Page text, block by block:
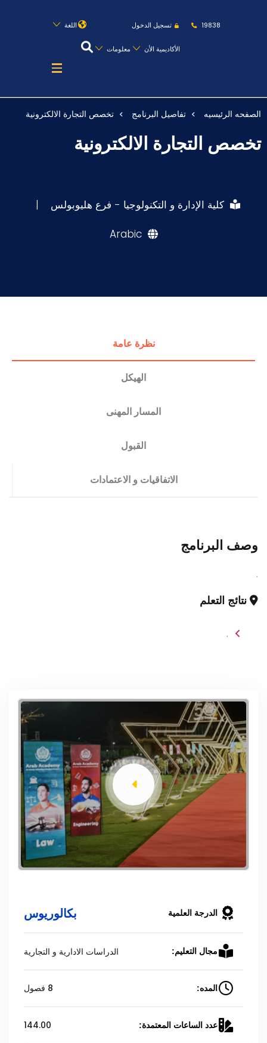
19838 تسجيل الدخول اللغة
الأكاديمية الأن معلومات
عن الأكاديمية
النقل البحري
الدراسات الأكاديمية
المجمعات
الصفحه الرئيسيه تفاصيل البرنامج تخصص التجارة الالكترونية
تخصص التجارة الالكترونية
كلية الإدارة و التكنولوجيا - فرع هليوبولس
Arabic
نظرة عامة
الهيكل
المسار المهنى
القبول
الاتفاقيات و الاعتمادات
وصف البرنامج
.
نتائج التعلم
.
الدرجة العلمية بكالوريوس
مجال التعليم: الدراسات الادارية و التجارية
المده: 8 فصول
عدد الساعات المعتمدة: 144.00